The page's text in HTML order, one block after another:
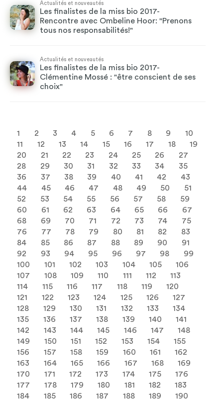
Actualités et nouveautés
Les finalistes de la miss bio 2017-
Rencontre avec Ombeline Hoor: "Prenons
tous nos responsabilités!"
Actualités et nouveautés
Les finalistes de la miss bio 2017-
Clémentine Mossé : "être conscient de ses
choix"
1 2 3 4 5 6 7 8 9
10
11
12 13 14 15 16 17 18
19
20
21 22 23 24 25 26
27
28
29 30 31 32 33 34
35
36
37 38 39 40 41 42
43
44
45 46 47 48 49 50
51
52
53 54 55 56 57 58
59
60
61 62 63 64 65 66
67
68
69 70 71 72 73 74
75
76
77 78 79 80 81 82
83
84
85 86 87 88 89 90
91
92
93 94 95 96 97 98
99
100
101 102 103 104 105
106
107
108 109 110 111 112
113
114
115 116 117 118 119
120
121
122 123 124 125 126
127
128
129 130 131 132 133
134
135
136 137 138 139 140
141
142
143 144 145 146 147
148
149
150 151 152 153 154
155
156
157 158 159 160 161
162
163
164 165 166 167 168
169
170
171 172 173 174 175
176
177
178 179 180 181 182
183
184
185 186 187 188 189
190